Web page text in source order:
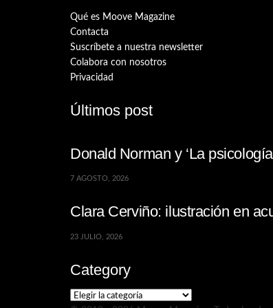
Qué es Moove Magazine
Contacta
Suscríbete a nuestra newsletter
Colabora con nosotros
Privacidad
Últimos post
Donald Norman y ‘La
7 AGOSTO, 2026
Clara Cerviño: ilustración en
23 JULIO, 2026
Category
Category